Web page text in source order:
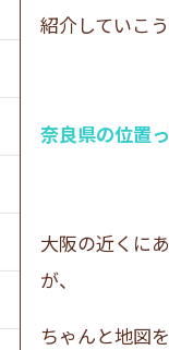
紹介していこう
奈良県の位置
大阪の近くに
が、
ちゃんと地図